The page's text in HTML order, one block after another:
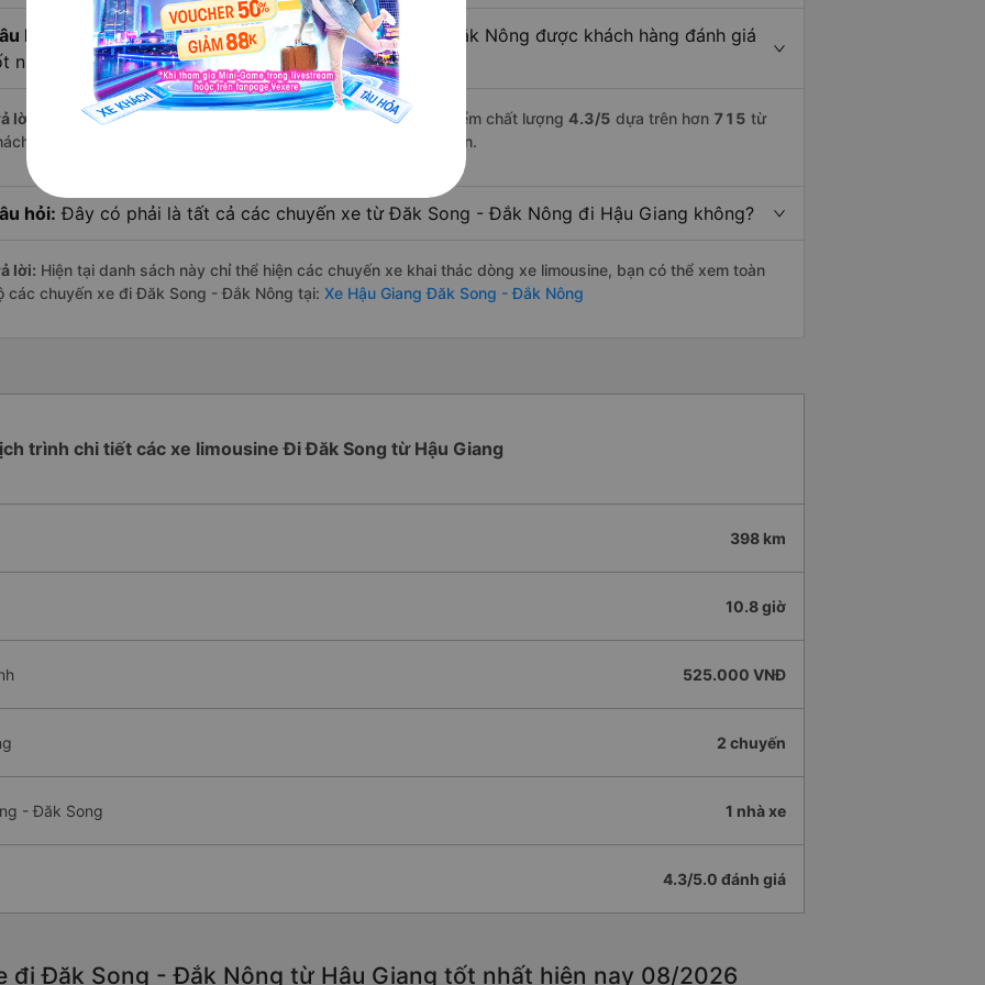
hỏi:
Xe limousine nào từ Hậu Giang đi Đăk Song - Đắk Nông được khách hàng đánh giá
nhất?
lời: Trong số các hãng, nổi bật nhất với điểm chất lượng 4.3/5 dựa trên hơn 715 từ
hàng – một con số minh chứng cho dịch vụ cao cấp và uy tín.
hỏi: Đây có phải là tất cả các chuyến xe từ Đăk Song - Đắk Nông đi Hậu Giang không?
lời: Hiện tại danh sách này chỉ thể hiện các chuyến xe khai thác dòng xe limousine, bạn có thể xem toàn
các chuyến xe đi Đăk Song - Đắk Nông tại: Xe Hậu Giang Đăk Song - Đắk Nông
trình chi tiết các xe limousine Đi Đăk Song từ Hậu Giang
398 km
10.8 giờ
525.000 VNĐ
2 chuyến
- Đăk Song 1 nhà xe
4.3/5.0 đánh giá
đi Đăk Song - Đắk Nông từ Hậu Giang tốt nhất hiện nay 08/2026